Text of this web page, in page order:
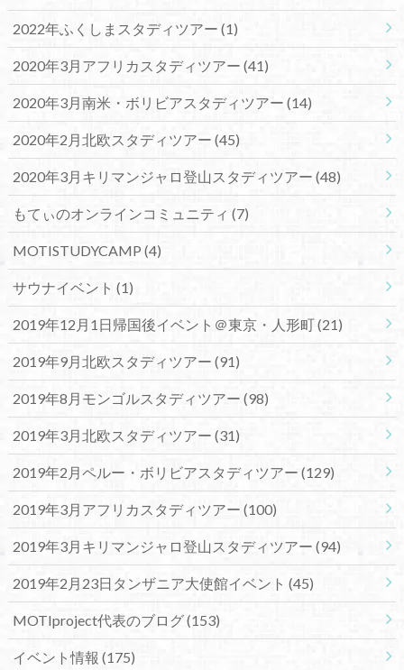
2022年ふくしまスタディツアー (1)
2020年3月アフリカスタディツアー (41)
2020年3月南米・ボリビアスタディツアー (14)
2020年2月北欧スタディツアー (45)
2020年3月キリマンジャロ登山スタディツアー (48)
もてぃのオンラインコミュニティ (7)
MOTISTUDYCAMP (4)
サウナイベント (1)
2019年12月1日帰国後イベント＠東京・人形町(21)
2019年9月北欧スタディツアー (91)
2019年8月モンゴルスタディツアー (98)
2019年3月北欧スタディツアー (31)
2019年2月ペルー・ボリビアスタディツアー (129)
2019年3月アフリカスタディツアー (100)
2019年3月キリマンジャロ登山スタディツアー (94)
2019年2月23日タンザニア大使館イベント (45)
MOTIproject代表のブログ(153)
イベント情報 (175)